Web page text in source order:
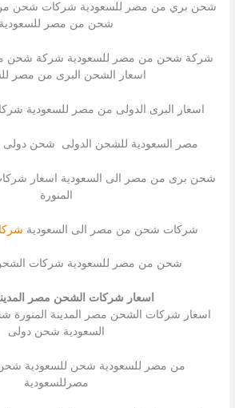
شحن بري من مصر للسعودية شركات شحن من
شحن من مصر للسعودية
شركة شحن من مصر للسعودية شركة شحن
اسعار الشحن البرى من مصر
اسعار البرى الدولى من مصر للسعودية
مصر السعودية للشحن الدولى شحن
شحن برى من مصر الى السعودية اسعار
المنورة
شركات شحن من مصر الى السعودية
شحن من مصر للسعودية شركات الشحن
اسعار شركات الشحن مصر
اسعار شركات الشحن مصر المدينة
السعودية شحن دولى
من مصر للسعودية شحن للسعودية
مصرللسعودية